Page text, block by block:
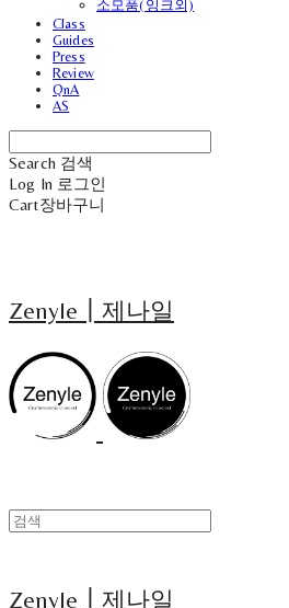
소모품(잉크외)
Class
Guides
Press
Review
QnA
AS
Search 검색
Log In 로그인
Cart장바구니
Zenyle┃제나일
Zenyle┃제나일